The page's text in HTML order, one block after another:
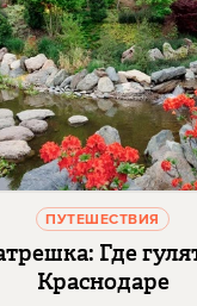
ПУТЕШЕСТВИЯ
Где
Краснодаре